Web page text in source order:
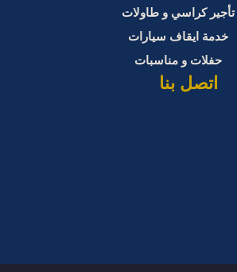
تأجير كراسي و طاولات
خدمة ايقاف سيارات
حفلات و مناسبات
اتصل بنا